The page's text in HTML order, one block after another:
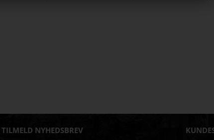
TILMELD NYHEDSBREV